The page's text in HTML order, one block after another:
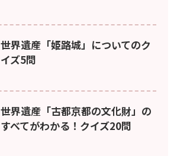
世界遺産「姫路城」についてのク
イズ5問
世界遺産「古都京都の文化財」の
すべてがわかる！クイズ20問